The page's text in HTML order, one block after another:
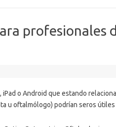
profesionales
o Android que estando
u oftalmólogo) podrían seros